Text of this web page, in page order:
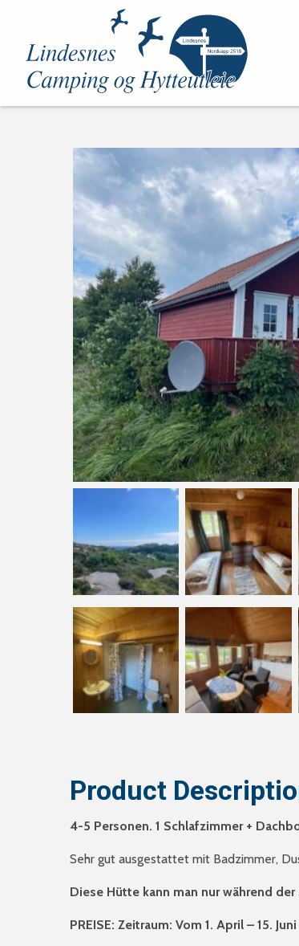
Product
4-5 Personen. 1 Schlafzimmer +
Sehr gut ausgestattet mit Badzimmer,
Diese Hütte kann man nur während
PREISE: Zeitraum: Vom 1. April – 15.